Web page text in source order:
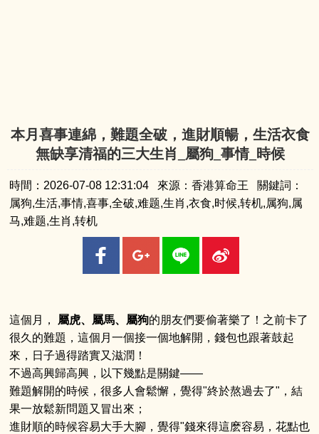
本月喜事連綿，難題全破，進財順暢，生活衣食
無缺享清福的三大生肖_屬狗_事情_時候
時間：2026-07-08 12:31:04 來源：香港算命王 關鍵詞：
属狗,生活,事情,喜事,全破,难题,生肖,衣食,时候,转机,属狗,属
马,难题,生肖,转机
這個月， 屬虎、屬馬、屬狗的朋友們要偷著樂了！之前卡了
很久的難題，這個月一個接一個地解開，錢包也跟著鼓起
來，日子過得踏實又滋潤！
不過高興歸高興，以下幾點是關鍵——
難題解開的時候，很多人會鬆懈，覺得"終於熬過去了"，結
果一放鬆新問題又冒出來；
進財順的時候容易大手大腳，覺得"錢來得這麽容易，花點也